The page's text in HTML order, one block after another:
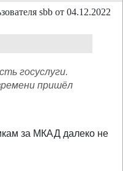
sbb от 04.12.2022
госуслуги.
пришёл
за МКАД далеко не